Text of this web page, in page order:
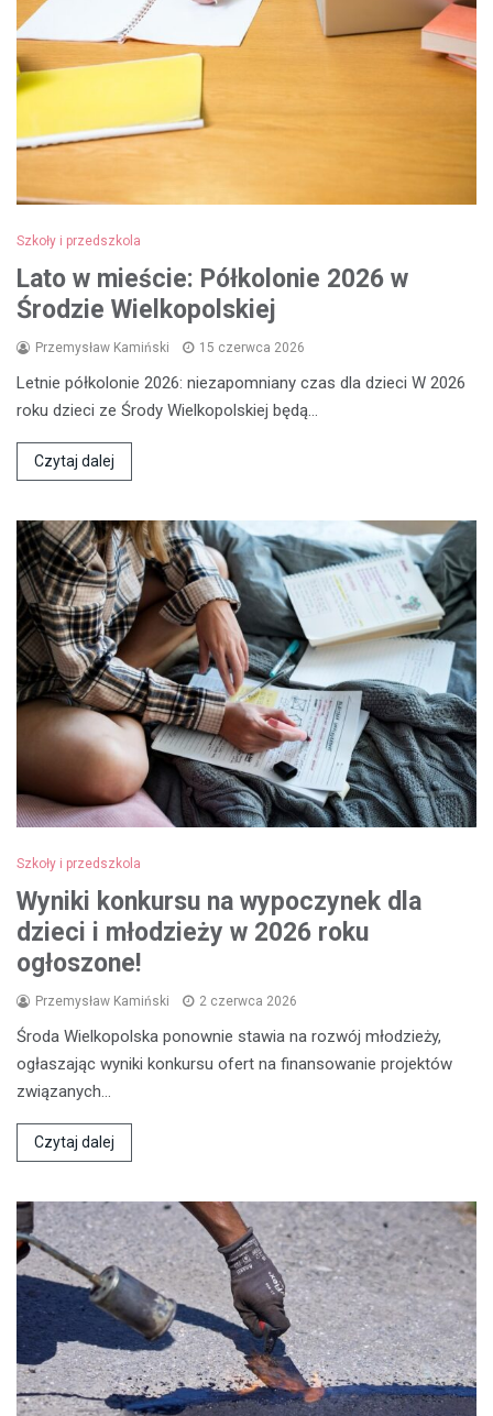
Szkoły i przedszkola
Lato w mieście: Półkolonie 2026 w
Środzie Wielkopolskiej
Przemysław Kamiński 15 czerwca 2026
Letnie półkolonie 2026: niezapomniany czas dla dzieci W 2026
roku dzieci ze Środy Wielkopolskiej będą…
Czytaj dalej
Szkoły i przedszkola
Wyniki konkursu na wypoczynek dla
dzieci i młodzieży w 2026 roku
ogłoszone!
Przemysław Kamiński 2 czerwca 2026
Środa Wielkopolska ponownie stawia na rozwój młodzieży,
ogłaszając wyniki konkursu ofert na finansowanie projektów
związanych…
Czytaj dalej